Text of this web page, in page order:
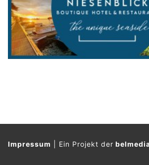
Impressum Ein Projekt der